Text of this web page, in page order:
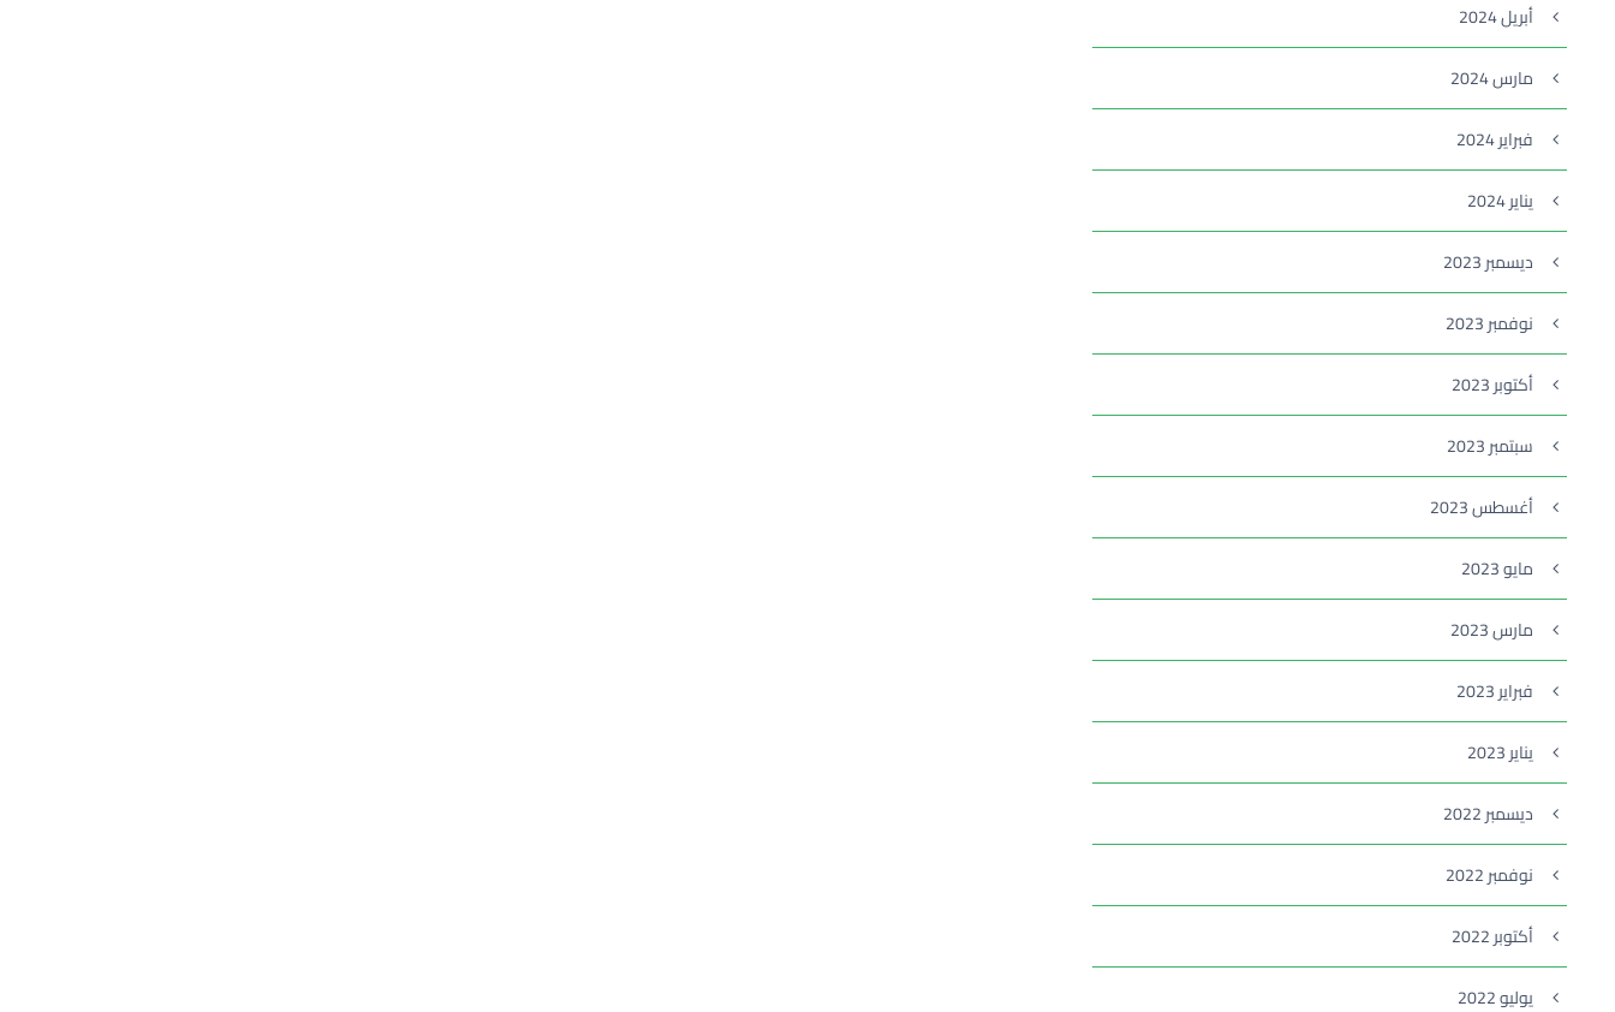
أبريل 2024
مارس 2024
فبراير 2024
يناير 2024
ديسمبر 2023
نوفمبر 2023
أكتوبر 2023
سبتمبر 2023
أغسطس 2023
مايو 2023
مارس 2023
فبراير 2023
يناير 2023
ديسمبر 2022
نوفمبر 2022
أكتوبر 2022
يوليو 2022